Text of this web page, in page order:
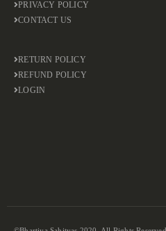
PRIVACY POLICY
CONTACT US
RETURN POLICY
REFUND POLICY
LOGIN